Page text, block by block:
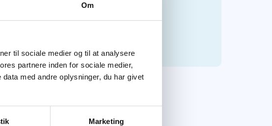
Om
til sociale medier og til at analysere
partnere inden for sociale medier,
med andre oplysninger, du har givet
Marketing